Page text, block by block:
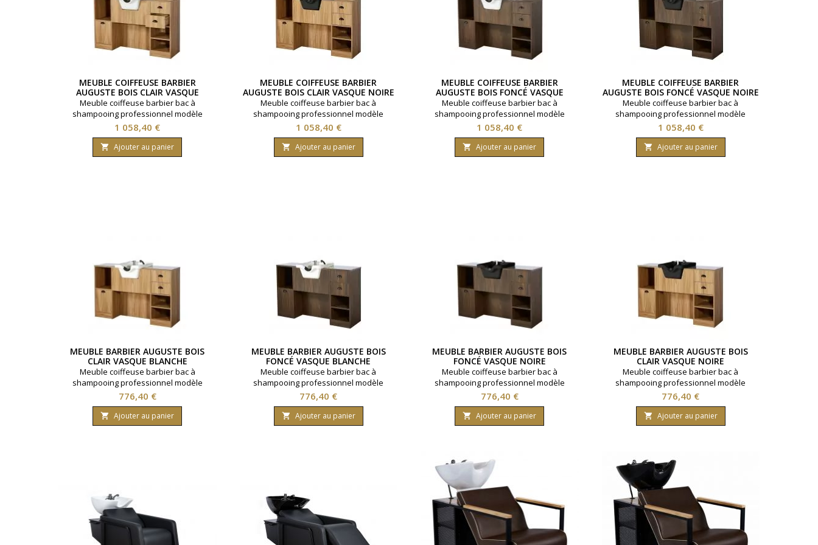
MEUBLE COIFFEUSE BARBIER
AUGUSTE BOIS CLAIR VASQUE
BLANCHE
Meuble coiffeuse barbier bac à
shampooing professionnel modèle
Auguste. Vasque céramique blanche.
Miroir argent arêtes polies. Idéal pour
salon barbier. Multiples rangements
disponibles. Coloris bois clair.
Prix
1 058,40 €
 Ajouter au panier
MEUBLE COIFFEUSE BARBIER
AUGUSTE BOIS CLAIR VASQUE NOIRE
Meuble coiffeuse barbier bac à
shampooing professionnel modèle
Auguste. Vasque céramique noire. Miroir
argent arêtes polies. Idéal pour salon
barbier. Multiples rangements
disponibles. Coloris bois clair.
Prix
1 058,40 €
 Ajouter au panier
MEUBLE COIFFEUSE BARBIER
AUGUSTE BOIS FONCÉ VASQUE
BLANCHE
Meuble coiffeuse barbier bac à
shampooing professionnel modèle
Auguste. Vasque céramique blanche.
Miroir argent arêtes polies. Idéal pour
salon barbier. Multiples rangements
disponibles. Coloris bois foncé.
Prix
1 058,40 €
 Ajouter au panier
MEUBLE COIFFEUSE BARBIER
AUGUSTE BOIS FONCÉ VASQUE NOIRE
Meuble coiffeuse barbier bac à
shampooing professionnel modèle
Auguste. Vasque céramique noire. Miroir
argent arêtes polies. Idéal pour salon
barbier. Multiples rangements
disponibles. Coloris bois foncé.
Prix
1 058,40 €
 Ajouter au panier
MEUBLE BARBIER AUGUSTE BOIS
CLAIR VASQUE BLANCHE
Meuble coiffeuse barbier bac à
shampooing professionnel modèle
Auguste. Vasque céramique blanche. Idéal
pour salon barbier. Multiples rangements
disponibles. Coloris bois clair.
Prix
776,40 €
 Ajouter au panier
MEUBLE BARBIER AUGUSTE BOIS
FONCÉ VASQUE BLANCHE
Meuble coiffeuse barbier bac à
shampooing professionnel modèle
Auguste. Vasque céramique blanche. Idéal
pour salon barbier. Multiples rangements
disponibles. Coloris bois foncé.
Prix
776,40 €
 Ajouter au panier
MEUBLE BARBIER AUGUSTE BOIS
FONCÉ VASQUE NOIRE
Meuble coiffeuse barbier bac à
shampooing professionnel modèle
Auguste. Vasque céramique noire. Idéal
pour salon barbier. Multiples rangements
disponibles. Coloris bois foncé.
Prix
776,40 €
 Ajouter au panier
MEUBLE BARBIER AUGUSTE BOIS
CLAIR VASQUE NOIRE
Meuble coiffeuse barbier bac à
shampooing professionnel modèle
Auguste. Vasque céramique noire. Idéal
pour salon barbier. Multiples rangements
disponibles. Coloris bois clair.
Prix
776,40 €
 Ajouter au panier